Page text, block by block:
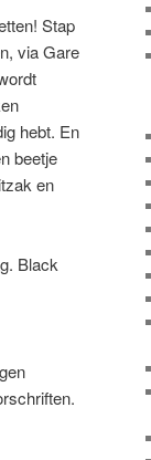
Stap
via Gare
hebt. En
beetje
en
Black